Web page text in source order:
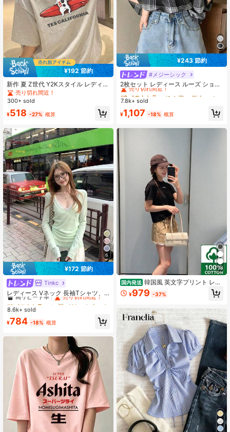
¥192 節約
新作 夏 Z世代 Y2Kスタイル レディー
ス おもしろ犬サーフィン柄 ラウンド
ネック 半袖Tシャツ カジュアル
売り切れ間近！
300+ sold
¥518 -27% 概算
6
¥172 節約
Tinkc
レディース Vネック 長袖Tシャツ、
多用途な日よけレイヤリングトッ
プ、春/夏、UPF 50+
#1 ベストセラー
高リピート率
売り切れ間近！
#1 ベストセラー
に 深いVネック 女性用トップス、ブラウス、Tシャツ
高リピート率
#1 ベストセラー
に 深いVネック 女性用トップス、ブラウス、Tシャツ
高リピート率
#1 ベストセラー
に 深いVネック 女性用トップス、ブラウス、Tシャツ
売り切れ間近！
8.6k+ sold
¥784 -18% 概算
¥243 節約
#メジーシック
2枚セット レディース ルーズ ショー
トシャツ & キャミソールトップ、春/
夏新作、チェック柄 薄手 セミシアー
ブラック
#2 ベストセラー
売り切れ間近！
#2 ベストセラー
売り切れ間近！
#2 ベストセラー
売り切れ間近！
#2 ベストセラー
売り切れ間近！
7.8k+ sold
¥1,107 -18% 概算
24
国内発送 韓国風 英文字プリント レデ
ィース 綿Tシャツ 半袖 クルーネック
カジュアル 柔らかい肌触り 通気性抜
イリーカジュアルトップス
¥979 -37%